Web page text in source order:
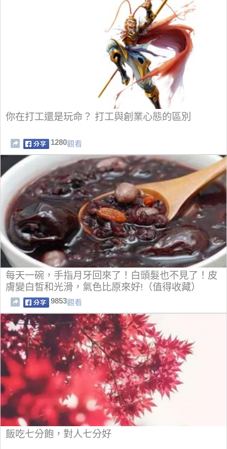
你在打工還是玩命？ 打工與創業心態的區別
1280觀看
每天一碗，手指月牙回來了！白頭髮也不見了！皮
膚變白皙和光滑，氣色比原來好!（值得收藏）
9853觀看
飯吃七分飽，對人七分好